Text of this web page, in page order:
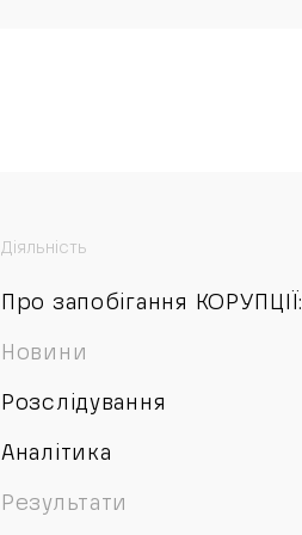
Діяльність
Про запобігання КОРУПЦІЇ:
Новини
Розслідування
Аналітика
Результати